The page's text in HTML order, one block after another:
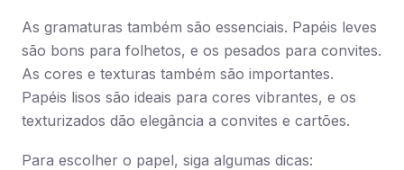
As gramaturas também são essenciais. Papéis leves
são bons para folhetos, e os pesados para convites.
As cores e texturas também são importantes.
Papéis lisos são ideais para cores vibrantes, e os
texturizados dão elegância a convites e cartões.
Para escolher o papel, siga algumas dicas: